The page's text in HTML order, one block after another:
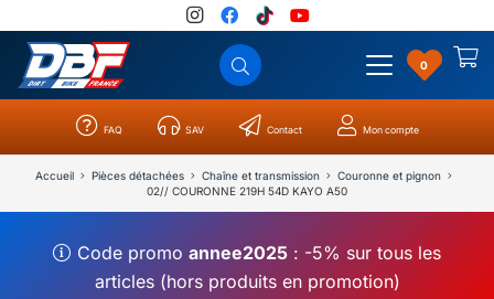
0
FAQ SAV Contact Mon compte
Accueil Pièces détachées Chaîne et transmission
Couronne et pignon
02// COURONNE 219H 54D KAYO A50
Code promoannee2025 : -5% sur tous les
articles (hors produits en promotion)
Catégories Résultats